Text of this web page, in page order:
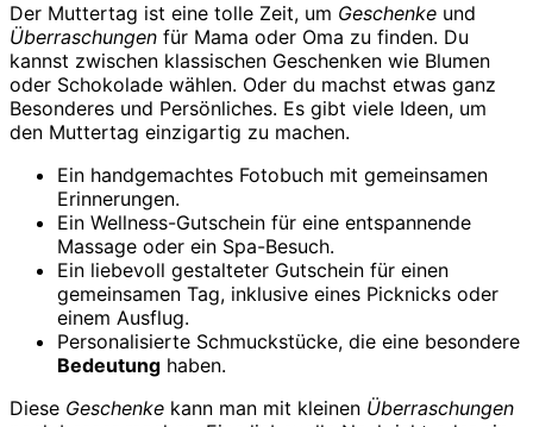
Der Muttertag ist eine tolle Zeit, um Geschenke und
Überraschungen für Mama oder Oma zu finden. Du
kannst zwischen klassischen Geschenken wie Blumen
oder Schokolade wählen. Oder du machst etwas ganz
Besonderes und Persönliches. Es gibt viele Ideen, um
den Muttertag einzigartig zu machen.
Ein handgemachtes Fotobuch mit gemeinsamen
Erinnerungen.
Ein Wellness-Gutschein für eine entspannende
Massage oder ein Spa-Besuch.
Ein liebevoll gestalteter Gutschein für einen
gemeinsamen Tag, inklusive eines Picknicks oder
einem Ausflug.
Personalisierte Schmuckstücke, die eine besondere
Bedeutung haben.
Diese Geschenke kann man mit kleinen Überraschungen